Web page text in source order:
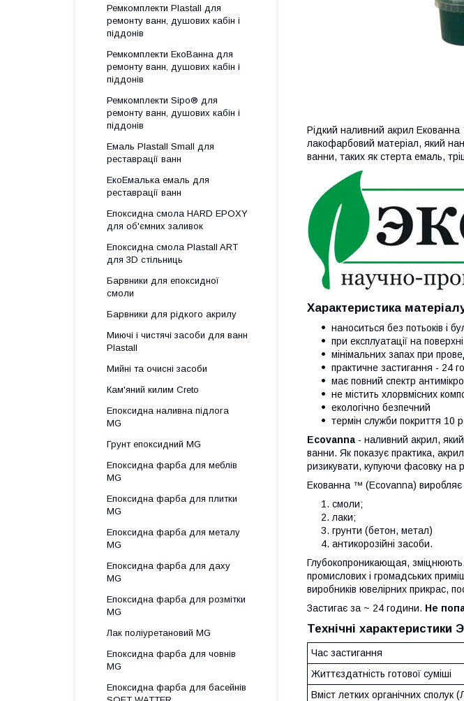
Рідкий наливний акрил
лакофарбовий матеріал, який
ванни, таких як стерта емаль,
Характеристика
наноситься без потьоків і
при експлуатації на
мінімальних запах при
практичне застигання - 24
має повний спектр
не містить хлорвмісних
екологічно безпечний
термін служби покриття 10
Ecovanna - наливний акрил,
ванни. Як показує практика,
ризикувати, купуючи фасовку на
Екованна ™ (Ecovanna) виробляє
смоли;
лаки;
грунти (бетон, метал)
антикорозійні засоби.
Глубокопроникающая,
промислових і громадських
виробників ювелірних прикрас,
Застигає за ~ 24 години. Не
Технічні характеристики
Час застигання
Життєздатність готової суміші
Вміст летких органічних сполук
Ремкомплекти Plastall для
ремонту ванн, душових кабін і
піддонів
Ремкомплекти ЕкоВанна для
ремонту ванн, душових кабін і
піддонів
Ремкомплекти Sipo® для
ремонту ванн, душових кабін і
піддонів
Емаль Plastall Small для
реставрації ванн
ЕкоЕмалька емаль для
реставрації ванн
Епоксидна смола HARD EPOXY
для об'ємних заливок
Епоксидна смола Plastall ART
для 3D стільниць
Барвники для епоксидної
смоли
Барвники для рідкого акрилу
Миючі і чистячі засоби для ванн
Plastall
Мийні та очисні засоби
Кам'яний килим Creto
Епоксидна наливна підлога
MG
Грунт епоксидний MG
Епоксидна фарба для меблів
MG
Епоксидна фарба для плитки
MG
Епоксидна фарба для металу
MG
Епоксидна фарба для даху
MG
Епоксидна фарба для розмітки
MG
Лак поліуретановий MG
Епоксидна фарба для човнів
MG
Епоксидна фарба для басейнів